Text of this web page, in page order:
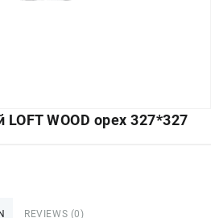
WOOD орех 327*327
REVIEWS (0)